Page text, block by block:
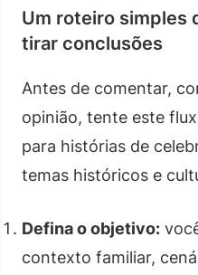
Um roteiro simples
tirar conclusões
Antes de comentar,
opinião, tente este
para histórias de
temas históricos e
Defina o objetivo:
contexto familiar,